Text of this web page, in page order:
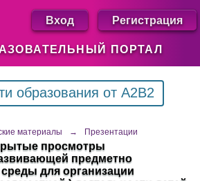
ПОРТАЛ
Вход Регистрация
образования от A2B2
материалы → Презентации
просмотры
предметно
для организации